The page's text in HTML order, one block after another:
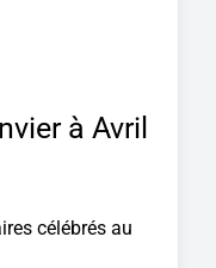
à Avril
célébrés au